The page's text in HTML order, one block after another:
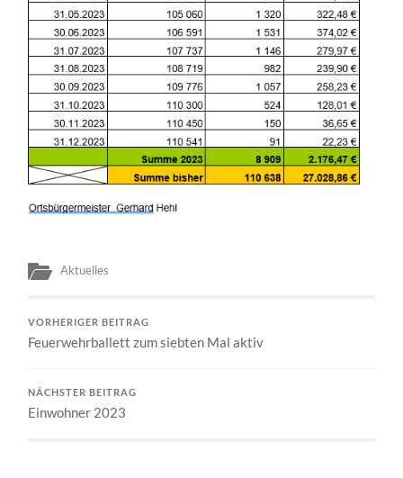
Aktuelles
VORHERIGER BEITRAG
Feuerwehrballett zum siebten Mal aktiv
NÄCHSTER BEITRAG
Einwohner 2023